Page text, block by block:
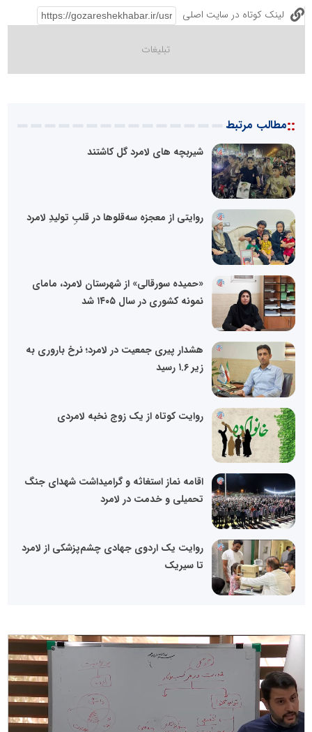
لینک کوتاه در سایت اصلی
::مطالب مرتبط
شیربچه های لامرد گل کاشتند
روایتی از معجزه سه‌قلوها در قلبِ تولیدِ لامرد
«حمیده سورقالی» از شهرستان لامرد، مامای
نمونه کشوری در سال ۱۴۰۵ شد
هشدار پیری جمعیت در لامرد؛ نرخ باروری به
زیر ۱.۶ رسید
روایت کوتاه از یک زوج نخبه لامردی
اقامه نماز استغاثه و گرامیداشت شهدای جنگ
تحمیلی و خدمت در لامرد
روایت یک اردوی جهادی چشم‌پزشکی از لامرد
تا سیریک